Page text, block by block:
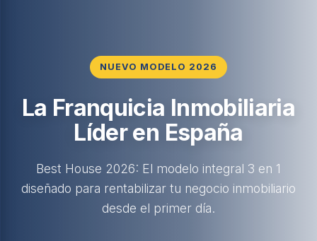
NUEVO MODELO 2026
La Franquicia Inmobiliaria
Líder en España
Best House 2026: El modelo integral 3 en 1
diseñado para rentabilizar tu negocio inmobiliario
desde el primer día.